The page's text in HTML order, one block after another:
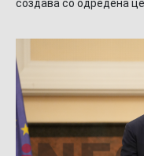
создава со одредена